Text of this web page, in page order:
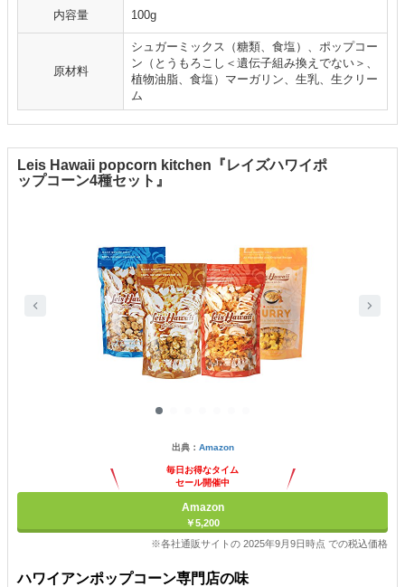
内容量 100g
原材料
シュガーミックス（糖類、食塩）、ポップコー
ン（とうもろこし＜遺伝子組み換えでない＞、
植物油脂、食塩）マーガリン、生乳、生クリー
ム
Leis Hawaii popcorn kitchen『レイズハワイポ
ップコーン4種セット』
出典： Amazon
毎日お得なタイム
セール開催中
Amazon
￥5,200
※各社通販サイトの 2025年9月9日時点 での税込価格
ハワイアンポップコーン専門店の味